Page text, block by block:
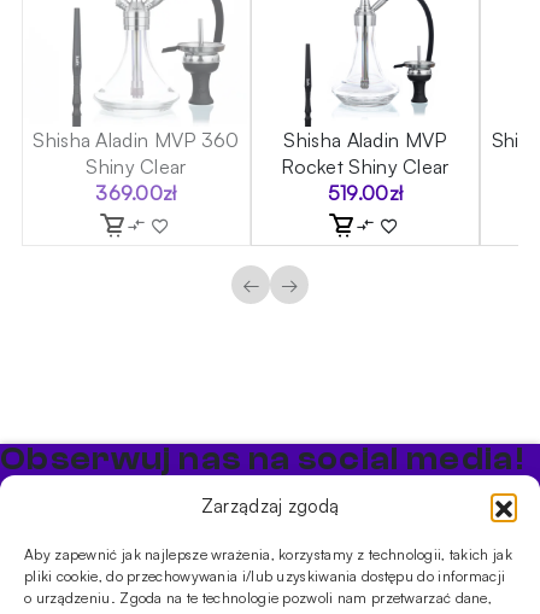
Zarządzaj zgodą
Aby zapewnić jak najlepsze wrażenia, korzystamy z technologii, takich jak
pliki cookie, do przechowywania i/lub uzyskiwania dostępu do informacji
o urządzeniu. Zgoda na te technologie pozwoli nam przetwarzać dane,
Shisha Aladin MVP 360
Shiny Clear
369.00zł
Shisha Aladin MVP
Rocket Shiny Clear
519.00zł
← →
Obserwuj nas na social media!
Bądź na bieżąco z promocjami i nowościami w sklepie
PRODUKTY